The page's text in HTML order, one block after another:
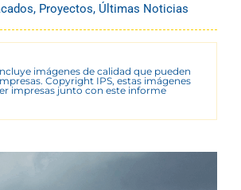
, Proyectos, Últimas Noticias
imágenes de calidad que pueden
Copyright IPS, estas imágenes
impresas junto con este informe